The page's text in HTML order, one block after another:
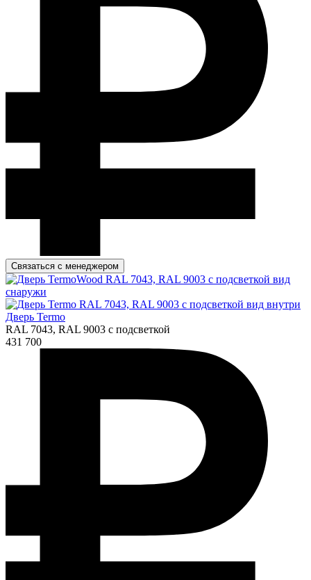
Связаться с менеджером
Дверь Termo
RAL 7043, RAL 9003 с подсветкой
431 700